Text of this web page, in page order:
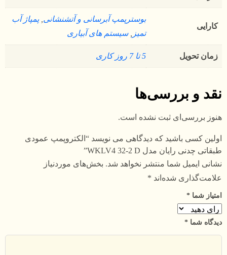
کارایی
بوسترپمپ آبرسانی و آتشنشانی ,پمپاژ آب
تمیز
,سیستم های آبیاری
زمان تحویل 5 تا 7 روز کاری
نقد و بررسی‌ها
هنوز بررسی‌ای ثبت نشده است.
اولین کسی باشید که دیدگاهی می نویسد “الکتروپمپ عمودی
طبقاتی چدنی رایان مدل WKLV4 32-2 D”
نشانی ایمیل شما منتشر نخواهد شد. بخش‌های موردنیاز
علامت‌گذاری شده‌اند *
امتیاز شما *
دیدگاه شما *